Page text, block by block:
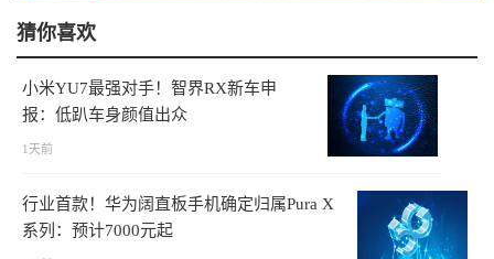
猜你喜欢
小米YU7最强对手！智界RX新车申
报：低趴车身颜值出众
1天前
行业首款！华为阔直板手机确定归属Pura X
系列：预计7000元起